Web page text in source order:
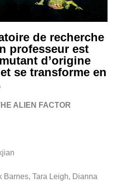
de recherche
professeur est
d’origine
se transforme en
ALIEN FACTOR
Barnes, Tara Leigh, Dianna